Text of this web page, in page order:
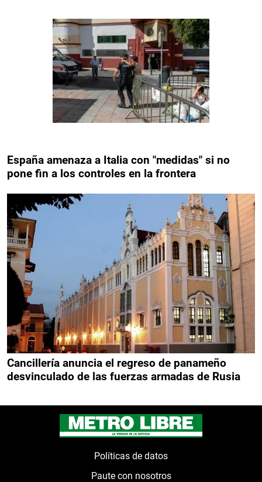
España amenaza a Italia con "medidas" si no
pone fin a los controles en la frontera
Cancillería anuncia el regreso de panameño
desvinculado de las fuerzas armadas de Rusia
Políticas de datos
Paute con nosotros